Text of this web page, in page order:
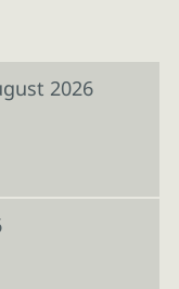
2026